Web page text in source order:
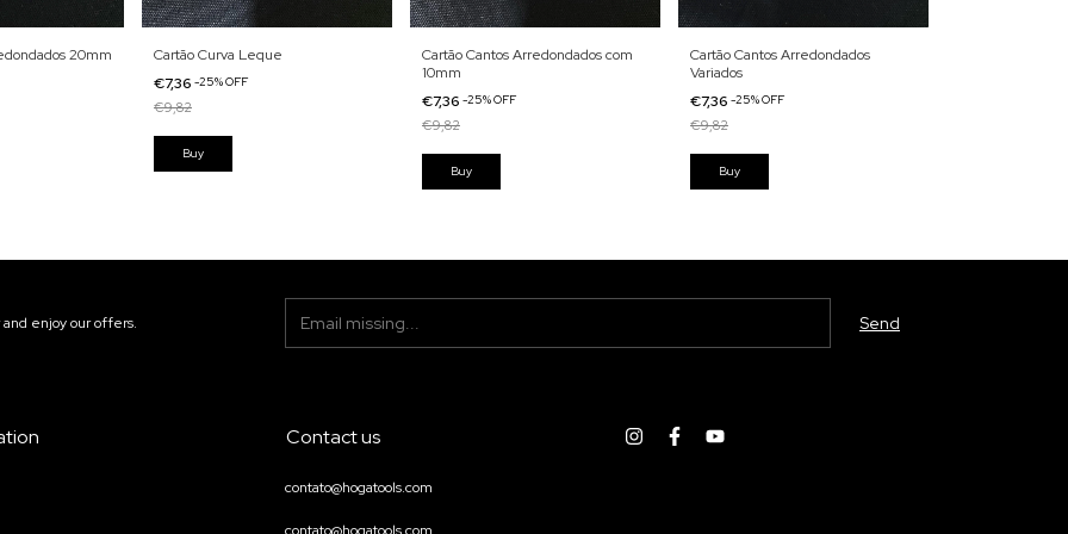
20mm
Cartão Curva Leque
€7,36 -25%OFF
€9,82
Cartão Cantos Arredondados com
10mm
€7,36 -25%OFF
€9,82
Cartão Cantos Arredondados
Variados
€7,36 -25%OFF
€9,82
and enjoy our offers.
Contact us
contato@hogatools.com